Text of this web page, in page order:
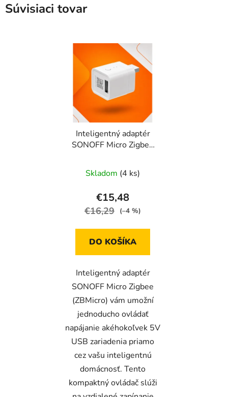
Súvisiaci tovar
Inteligentný adaptér
SONOFF Micro Zigbee
Skladom (4 ks)
€15,48
€16,29 (–4 %)
DO KOŠÍKA
Inteligentný adaptér
SONOFF Micro Zigbee
(ZBMicro) vám umožní
jednoducho ovládať
napájanie akéhokoľvek 5V
USB zariadenia priamo
cez vašu inteligentnú
domácnosť. Tento
kompaktný ovládač slúži